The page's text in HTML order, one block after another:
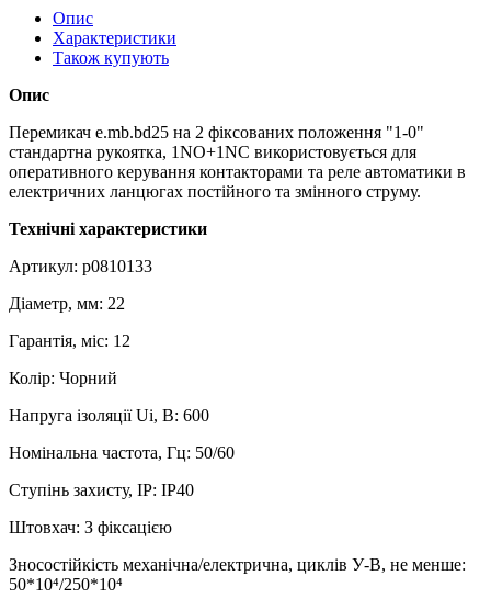
Опис
Характеристики
Також купують
Опис
Перемикач e.mb.bd25 на 2 фіксованих положення "1-0"
стандартна рукоятка, 1NO+1NC використовується для
оперативного керування контакторами та реле автоматики в
електричних ланцюгах постійного та змінного струму.
Технічні характеристики
Артикул: p0810133
Діаметр, мм: 22
Гарантія, міс: 12
Колір: Чорний
Напруга ізоляції Ui, В: 600
Номінальна частота, Гц: 50/60
Ступінь захисту, IP: IP40
Штовхач: З фіксацією
Зносостійкість механічна/електрична, циклів У-В, не менше:
50*10⁴/250*10⁴